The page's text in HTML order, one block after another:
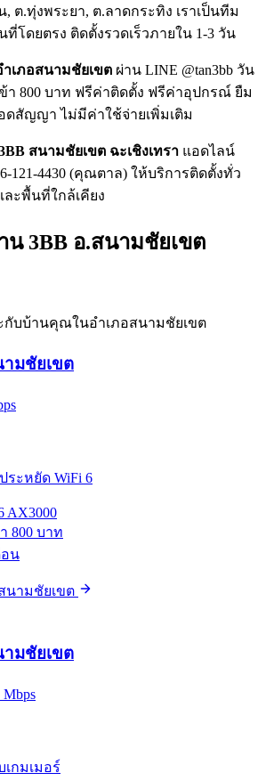
ต.ทุ่งพระยา, ต.ลาดกระทิง เราเป็นทีม
โดยตรง ติดตั้งรวดเร็วภายใน 1-3 วัน
ำเภอสนามชัยเขต ผ่าน LINE @tan3bb วัน
า 800 บาท ฟรีค่าติดตั้ง ฟรีค่าอุปกรณ์ ยืม
อดสัญญา ไม่มีค่าใช้จ่ายเพิ่มเติม
สนามชัยเขต ฉะเชิงเทรา แอดไลน์
121-4430 (คุณตาล) ให้บริการติดตั้งทั่ว
ะพื้นที่ใกล้เคียง
น 3BB อ.สนามชัยเขต
กับบ้านคุณในอำเภอสนามชัยเขต
ามชัยเขต
ระหยัด WiFi 6
AX3000
800 บาท
น
นามชัยเขต
ามชัยเขต
Mbps
กมเมอร์